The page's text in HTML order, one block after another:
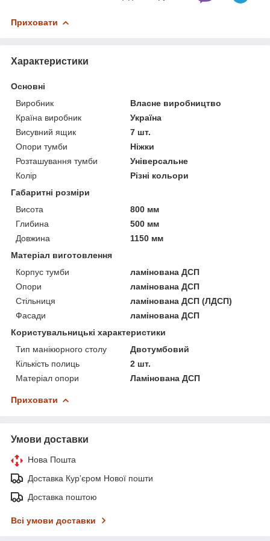
Приховати
Характеристики
Основні
Виробник
Власне виробництво
Країна виробник
Україна
Висувний ящик
7 шт.
Опори тумби
Ніжки
Розташування тумби
Універсальне
Колір
Різні кольори
Габаритні розміри
Висота
800 мм
Глибина
500 мм
Довжина
1150 мм
Матеріал виготовлення
Корпус тумби
ламінована ДСП
Опори
ламінована ДСП
Стільниця
ламінована ДСП (ЛДСП)
Фасади
ламінована ДСП
Користувальницькі характеристики
Тип манікюрного столу
Двотумбовий
Кількість полиць
2 шт.
Матеріал опори
Ламінована ДСП
Приховати
Умови доставки
Нова Пошта
Доставка Курʼєром Нової пошти
Доставка поштою
Всі умови доставки